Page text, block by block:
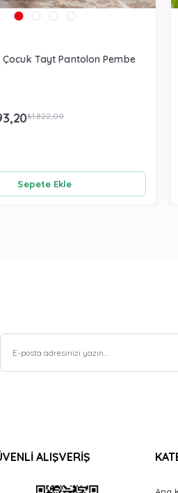
Çocuk Tayt Pantolon Pembe
₺1.822,00
Sepete Ekle
ALIŞVERİŞ